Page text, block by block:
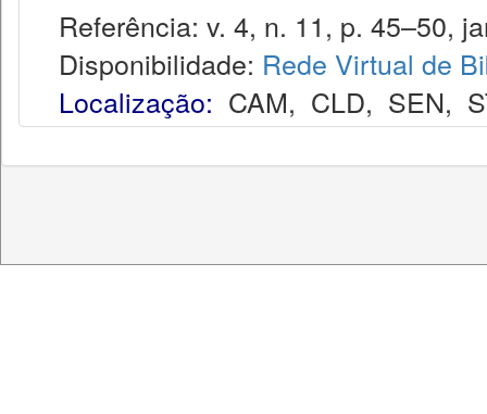
Referência: v. 4, n. 11, p. 45–50,
Disponibilidade: Rede Virtual de
Localização: CAM, CLD, SEN,